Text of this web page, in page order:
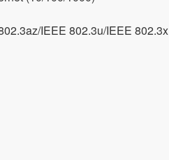
IEEE 802.3u/IEEE 802.3x